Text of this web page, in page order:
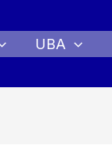
UBA